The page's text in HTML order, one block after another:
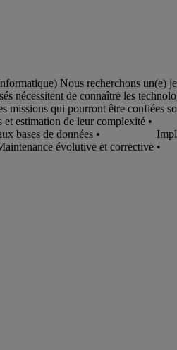
Nous recherchons
nécessitent de connaître les
qui pourront être
et estimation de leur
de données •
évolutive et